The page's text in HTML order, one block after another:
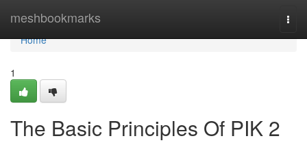
meshbookmarks
Home
Home
1
The Basic Principles Of PIK 2